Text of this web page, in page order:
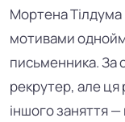
Мортена Тілдума
мотивами
письменника. За
рекрутер, але ця
іншого заняття —